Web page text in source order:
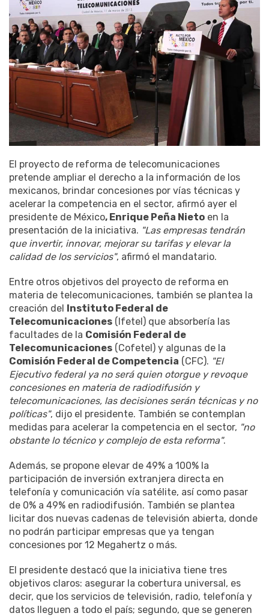
El proyecto de reforma de telecomunicaciones
pretende ampliar el derecho a la información de los
mexicanos, brindar concesiones por vías técnicas y
acelerar la competencia en el sector, afirmó ayer el
presidente de México, Enrique Peña Nieto en la
presentación de la iniciativa. "Las empresas tendrán
que invertir, innovar, mejorar su tarifas y elevar la
calidad de los servicios", afirmó el mandatario.
Entre otros objetivos del proyecto de reforma en
materia de telecomunicaciones, también se plantea la
creación del Instituto Federal de
Telecomunicaciones (Ifetel) que absorbería las
facultades de la Comisión Federal de
Telecomunicaciones (Cofetel) y algunas de la
Comisión Federal de Competencia (CFC). "El
Ejecutivo federal ya no será quien otorgue y revoque
concesiones en materia de radiodifusión y
telecomunicaciones, las decisiones serán técnicas y no
políticas", dijo el presidente. También se contemplan
medidas para acelerar la competencia en el sector, "no
obstante lo técnico y complejo de esta reforma".
Además, se propone elevar de 49% a 100% la
participación de inversión extranjera directa en
telefonía y comunicación vía satélite, así como pasar
de 0% a 49% en radiodifusión. También se plantea
licitar dos nuevas cadenas de televisión abierta, donde
no podrán participar empresas que ya tengan
concesiones por 12 Megahertz o más.
El presidente destacó que la iniciativa tiene tres
objetivos claros: asegurar la cobertura universal, es
decir, que los servicios de televisión, radio, telefonía y
datos lleguen a todo el país; segundo, que se generen